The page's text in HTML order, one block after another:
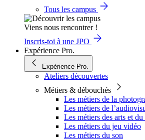
Tous les campus
Viens nous rencontrer !
Inscris-toi à une JPO
Expérience Pro.
Expérience Pro.
Ateliers découvertes
Métiers & débouchés
Les métiers de la
Les métiers de
Les métiers des arts et du
Les métiers du jeu vidéo
Les métiers du son